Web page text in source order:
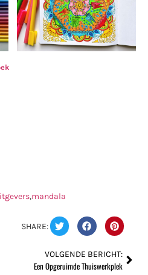
,mandala
SHARE:
VOLGENDE BERICHT:
Een Opgeruimde Thuiswerkplek